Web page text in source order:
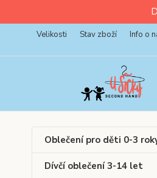
Velikosti Stav zboží Info o
Oblečení pro děti 0-3
Dívčí oblečení 3-14 let